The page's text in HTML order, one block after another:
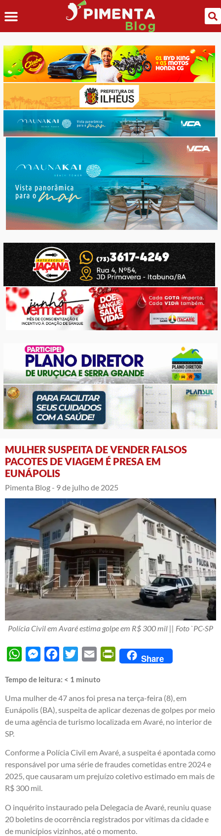
MULHER SUSPEITA DE VENDER FALSOS
PACOTES DE VIAGEM É PRESA EM
EUNÁPOLIS
Pimenta Blog - 9 de julho de 2025
Polícia Civil em Avaré estima golpe em R$ 300 mil || Foto `PC-SP
WhatsAppMessengerFacebook
Twitter Email PrintFriendly
Share
Tempo de leitura: < 1 minuto
Uma mulher de 47 anos foi presa na terça-feira (8), em
Eunápolis (BA), suspeita de aplicar dezenas de golpes por meio
de uma agência de turismo localizada em Avaré, no interior de
SP.
Conforme a Polícia Civil em Avaré, a suspeita é apontada como
responsável por uma série de fraudes cometidas entre 2024 e
2025, que causaram um prejuízo coletivo estimado em mais de
R$ 300 mil.
O inquérito instaurado pela Delegacia de Avaré, reuniu quase
20 boletins de ocorrência registrados por vítimas da cidade e
de municípios vizinhos, até o momento.